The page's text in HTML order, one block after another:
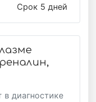
Срок 5 дней
диагностике